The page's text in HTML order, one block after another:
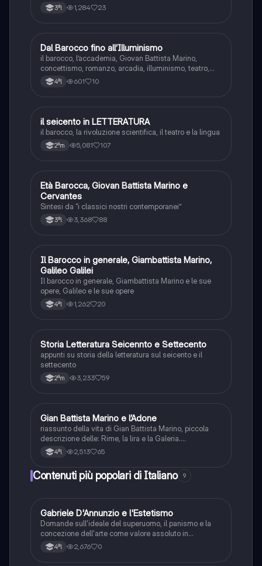
3ªl 1,284 23
Italiano
Dal Barocco fino all’Illuminismo
il barocco, l’accademia, Giovan Battista Marino,
concettismo, romanzo, arcadia, illuminismo, teatro,
letteratura utile
4ªl 601 10
Italiano
il seicento in LETTERATURA
il barocco, la rivoluzione scientifica, il teatro e la lingua
2ªm 5,081 107
Italiano
Età Barocca, Giovan Battista Marino e
Cervantes
Sintesi da “i classici nostri contemporanei”
3ªl 3,368 88
Italiano
Il Barocco in generale, Giambattista Marino,
Galileo Galilei
Il barocco in generale, Giambattista Marino e le sue
opere, Galileo e le sue opere
4ªl 1,262 20
Italiano
Storia Letteratura Seicennto e Settecento
appunti su storia della letteratura sul seicento e il
settecento
2ªm 3,233 59
Italiano
Gian Battista Marino e l’Adone
riassunto della vita di Gian Battista Marino, piccola
descrizione delle: Rime, la lira e la Galeria.
Spiegazione dell’Adone
4ªl 2,513 65
Contenuti più popolari di Italiano 9
GItaliano
Gabriele D'Annunzio e l'Estetismo
Domande sull'ideale del superuomo, il panismo e la
concezione dell'arte come valore assoluto in
D'Annunzio.
4ªl 2,676 0